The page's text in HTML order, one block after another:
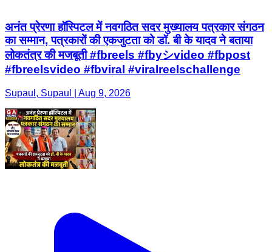
अनंत प्रेरणा हॉस्पिटल में नवगठित सदर मुख्यालय पत्रकार संगठन
का सम्मान, पत्रकारों की एकजुटता को डॉ. बी के यादव ने बताया
लोकतंत्र की मजबूती #fbreels #fbyシvideo #fbpost
#fbreelsvideo #fbviral #viralreelschallenge
Supaul, Supaul | Aug 9, 2026